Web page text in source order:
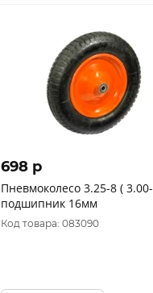
698 p
Пневмоколесо 3.25-8 (
подшипник 16мм
Код товара: 083090